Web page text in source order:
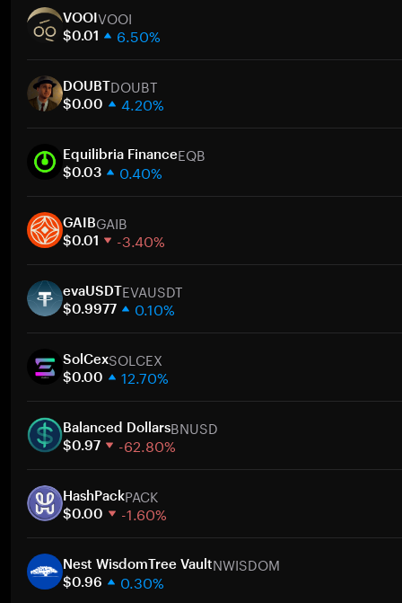
VOOIVOOI
$0.01 6.50%
30 días
Capitalización de mercado
DOUBTDOUBT
$0.00 4.20%
30 días
Capitalización de mercado
Equilibria FinanceEQB
$0.03 0.40%
30 días
Capitalización de mercado
GAIBGAIB
$0.01 -3.40%
30 días
Capitalización de mercado
evaUSDTEVAUSDT
$0.9977 0.10%
30 días
Capitalización de mercado
SolCexSOLCEX
$0.00 12.70%
30 días
Capitalización de mercado
Balanced DollarsBNUSD
$0.97 -62.80%
30 días
Capitalización de mercado
HashPackPACK
$0.00 -1.60%
30 días
Capitalización de mercado
Nest WisdomTree VaultNWISDOM
$0.96 0.30%